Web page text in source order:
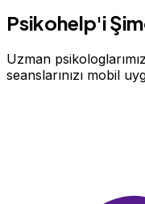
Psikohelp'i
Uzman
seanslarınızı mobil